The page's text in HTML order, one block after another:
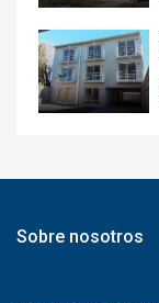
Sobre nosotros